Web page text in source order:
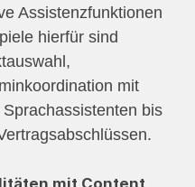
Assistenzfunktionen
hierfür sind
mit
bis
mit Content